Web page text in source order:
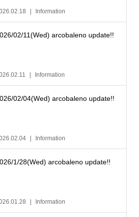
Information
02/11(Wed) arcobaleno update!!
Information
02/04(Wed) arcobaleno update!!
Information
1/28(Wed) arcobaleno update!!
Information